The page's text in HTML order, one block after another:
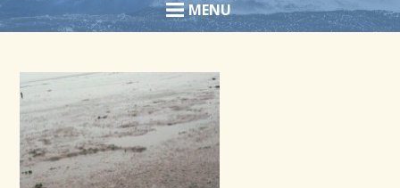
HET SCHIP
ZEILEN
FOTO’S
OVER ONS